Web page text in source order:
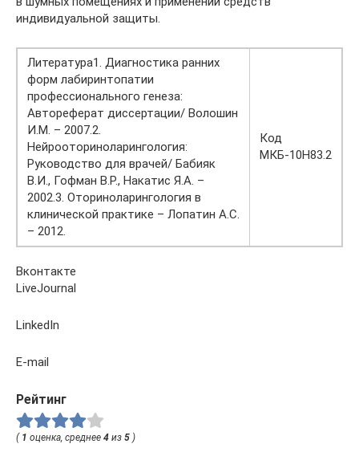
индивидуальной защиты.
Литература1. Диагностика ранних
форм лабиринтопатии
профессионального генеза:
Автореферат диссертации/ Волошин
И.М. – 2007.2.
Нейрооториноларингология:
Руководство для врачей/ Бабияк
В.И., Гофман В.Р., Накатис Я.А. –
2002.3. Оториноларингология в
клинической практике – Лопатин А.С.
– 2012.
Код
МКБ-10H83.2
Вконтакте
LiveJournal
LinkedIn
E-mail
Рейтинг
( 1 оценка, среднее 4 из 5 )